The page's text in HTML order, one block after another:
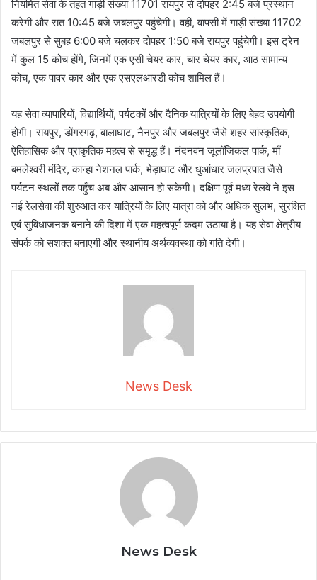
नियमित सेवा के तहत गाड़ी संख्या 11701 रायपुर से दोपहर 2:45 बजे प्रस्थान
करेगी और रात 10:45 बजे जबलपुर पहुंचेगी। वहीं, वापसी में गाड़ी संख्या 11702
जबलपुर से सुबह 6:00 बजे चलकर दोपहर 1:50 बजे रायपुर पहुंचेगी। इस ट्रेन
में कुल 15 कोच होंगे, जिनमें एक एसी चेयर कार, चार चेयर कार, आठ सामान्य
कोच, एक पावर कार और एक एसएलआरडी कोच शामिल हैं।
यह सेवा व्यापारियों, विद्यार्थियों, पर्यटकों और दैनिक यात्रियों के लिए बेहद उपयोगी
होगी। रायपुर, डोंगरगढ़, बालाघाट, नैनपुर और जबलपुर जैसे शहर सांस्कृतिक,
ऐतिहासिक और प्राकृतिक महत्व से समृद्ध हैं। नंदनवन जूलॉजिकल पार्क, माँ
बमलेश्वरी मंदिर, कान्हा नेशनल पार्क, भेड़ाघाट और धुआंधार जलप्रपात जैसे
पर्यटन स्थलों तक पहुँच अब और आसान हो सकेगी। दक्षिण पूर्व मध्य रेलवे ने इस
नई रेलसेवा की शुरुआत कर यात्रियों के लिए यात्रा को और अधिक सुलभ, सुरक्षित
एवं सुविधाजनक बनाने की दिशा में एक महत्वपूर्ण कदम उठाया है। यह सेवा क्षेत्रीय
संपर्क को सशक्त बनाएगी और स्थानीय अर्थव्यवस्था को गति देगी।
News Desk
News Desk